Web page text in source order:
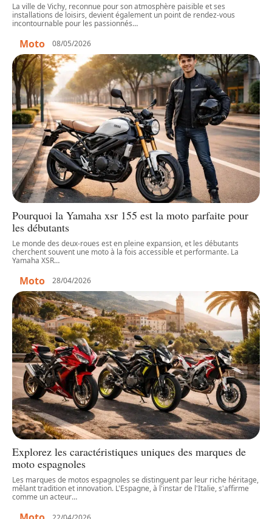
La ville de Vichy, reconnue pour son atmosphère paisible et ses
installations de loisirs, devient également un point de rendez-vous
incontournable pour les passionnés…
Moto 08/05/2026
Pourquoi la Yamaha xsr 155 est la moto parfaite pour
les débutants
Le monde des deux-roues est en pleine expansion, et les débutants
cherchent souvent une moto à la fois accessible et performante. La
Yamaha XSR…
Moto 28/04/2026
Explorez les caractéristiques uniques des marques de
moto espagnoles
Les marques de motos espagnoles se distinguent par leur riche héritage,
mêlant tradition et innovation. L'Espagne, à l'instar de l'Italie, s'affirme
comme un acteur…